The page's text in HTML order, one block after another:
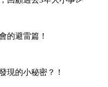
的避雷篇！
現的小秘密？！